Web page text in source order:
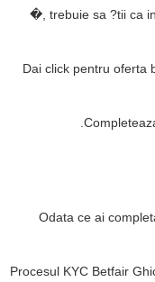
�, trebuie sa ?tii ca
Dai click pentru oferta
Odata ce ai
Procesul KYC Betfair